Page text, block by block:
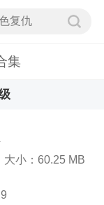
集
大小：60.25 MB